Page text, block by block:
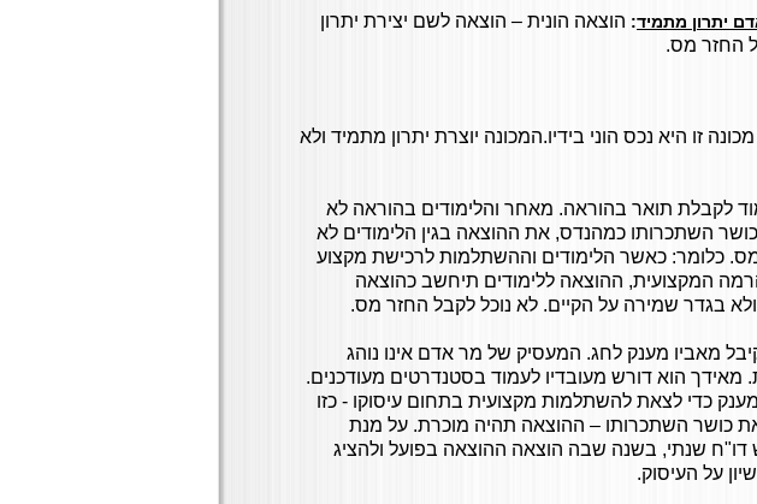
יתרון מתמיד: הוצאה הונית – הוצאה לשם יצירת יתרון
החזר מס.
זו היא נכס הוני בידיו.המכונה יוצרת יתרון מתמיד ולא
לקבלת תואר בהוראה. מאחר והלימודים בהוראה לא
השתכרותו כמהנדס, את ההוצאה בגין הלימודים לא
כלומר: כאשר הלימודים וההשתלמות לרכישת מקצוע
המקצועית, ההוצאה ללימודים תיחשב כהוצאה
בגדר שמירה על הקיים. לא נוכל לקבל החזר מס.
מאביו מענק לחג. המעסיק של מר אדם אינו נוהג
מאידך הוא דורש מעובדיו לעמוד בסטנדרטים מעודכנים.
כדי לצאת להשתלמות מקצועית בתחום עיסוקו - כזו
כושר השתכרותו – ההוצאה תהיה מוכרת. על מנת
שנתי, בשנה שבה הוצאה ההוצאה בפועל ולהציג
על העיסוק.